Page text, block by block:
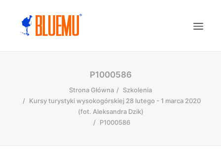
P1000586
Strona Główna
Szkolenia
Kursy turystyki wysokogórskiej 28 lutego - 1 marca 2020
(fot. Aleksandra Dzik)
P1000586